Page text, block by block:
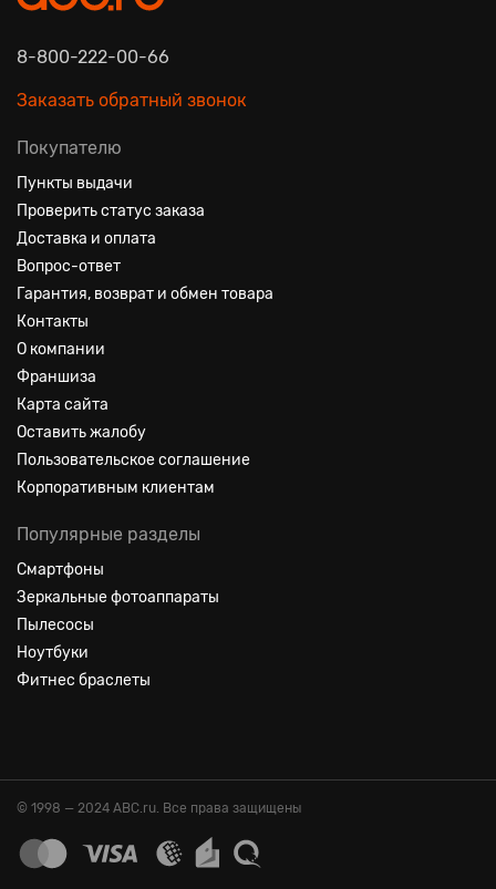
8-800-222-00-66
Заказать обратный звонок
Покупателю
Пункты выдачи
Проверить статус заказа
Доставка и оплата
Вопрос-ответ
Гарантия, возврат и обмен товара
Контакты
О компании
Франшиза
Карта сайта
Оставить жалобу
Пользовательское соглашение
Корпоративным клиентам
Популярные разделы
Смартфоны
Зеркальные фотоаппараты
Пылесосы
Ноутбуки
Фитнес браслеты
© 1998 — 2024 ABC.ru. Все права защищены